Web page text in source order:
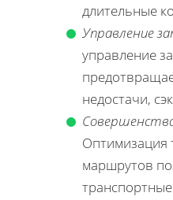
длительные
Управление
управление
недостачи,
Оптимизация
маршрутов